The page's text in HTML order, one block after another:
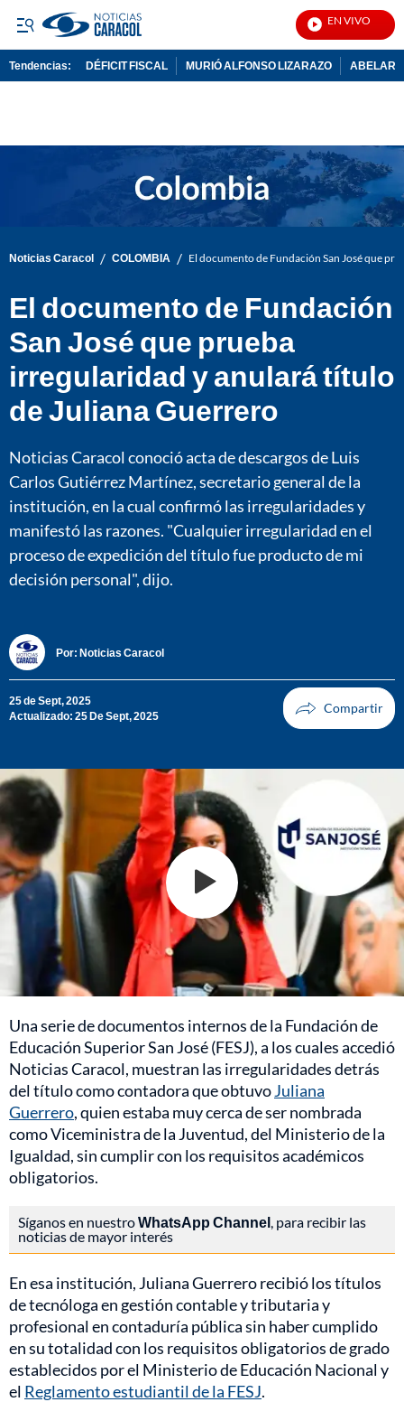
EN VIVO
Tendencias: DÉFICIT FISCAL MURIÓ ALFONSO LIZARAZO
Noticias Caracol / COLOMBIA / El documento de Fundación San José que
El documento de Fundación
San José que prueba
irregularidad y anulará título
de Juliana Guerrero
Noticias Caracol conoció acta de descargos de Luis
Carlos Gutiérrez Martínez, secretario general de la
institución, en la cual confirmó las irregularidades y
manifestó las razones. "Cualquier irregularidad en el
proceso de expedición del título fue producto de mi
decisión personal", dijo.
Por: Noticias Caracol
25 de Sept, 2025
Actualizado: 25 De Sept, 2025
Una serie de documentos internos de la Fundación de
Educación Superior San José (FESJ), a los cuales accedió
Noticias Caracol, muestran las irregularidades detrás
del título como contadora que obtuvoJuliana
Guerrero, quien estaba muy cerca de ser nombrada
como Viceministra de la Juventud, del Ministerio de la
Igualdad, sin cumplir con los requisitos académicos
obligatorios.
Síganos en nuestroWhatsApp Channel , para recibir las
noticias de mayor interés
En esa institución, Juliana Guerrero recibió los títulos
de tecnóloga en gestión contable y tributaria y
profesional en contaduría pública sin haber cumplido
en su totalidad con los requisitos obligatorios de grado
establecidos por el Ministerio de Educación Nacional y
el Reglamento estudiantil de la FESJ.